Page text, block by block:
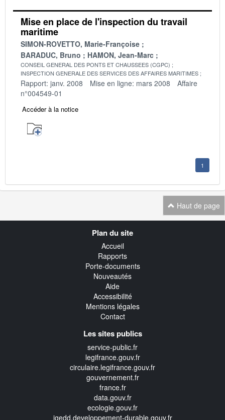
Mise en place de l'inspection du travail
maritime
SIMON-ROVETTO, Marie-Françoise
BARADUC, Bruno
HAMON, Jean-Marc
CONSEIL GENERAL DES PONTS ET CHAUSSEES (CGPC)
INSPECTION GENERALE DES SERVICES DES AFFAIRES MARITIMES
Rapport: janv. 2008 Mise en ligne: mars 2008
Affaire
n°004549-01
Accéder à la notice
1
Haut de page
Plan du site
Accueil
Rapports
Porte-documents
Nouveautés
Aide
Accessibilité
Mentions légales
Contact
Les sites publics
service-public.fr
legifrance.gouv.fr
circulaire.legifrance.gouv.fr
gouvernement.fr
france.fr
data.gouv.fr
ecologie.gouv.fr
igedd.developpement-durable.gouv.fr